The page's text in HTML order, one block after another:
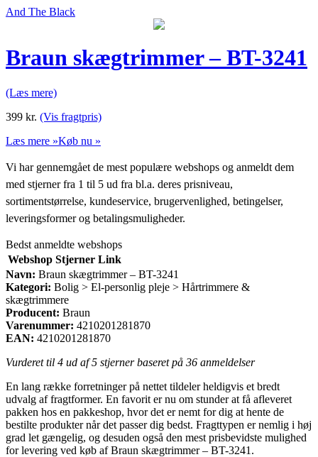
And The Black
Braun skægtrimmer – BT-3241
(Læs mere)
399 kr. (Vis fragtpris)
Læs mere »Køb nu »
Vi har gennemgået de mest populære webshops og anmeldt dem
med stjerner fra 1 til 5 ud fra bl.a. deres prisniveau,
sortimentstørrelse, kundeservice, brugervenlighed, betingelser,
leveringsformer og betalingsmuligheder.
Bedst anmeldte webshops
Webshop Stjerner Link
Navn: Braun skægtrimmer – BT-3241
Kategori: Bolig > El-personlig pleje > Hårtrimmere &
skægtrimmere
Producent: Braun
Varenummer: 4210201281870
EAN: 4210201281870
Vurderet til 4 ud af 5 stjerner baseret på 36 anmeldelser
En lang række forretninger på nettet tildeler heldigvis et bredt
udvalg af fragtformer. En favorit er nu om stunder at få afleveret
pakken hos en pakkeshop, hvor det er nemt for dig at hente de
bestilte produkter når det passer dig bedst. Fragttypen er nemlig i høj
grad let gængelig, og desuden også den mest prisbevidste mulighed
for levering ved køb af Braun skægtrimmer – BT-3241.